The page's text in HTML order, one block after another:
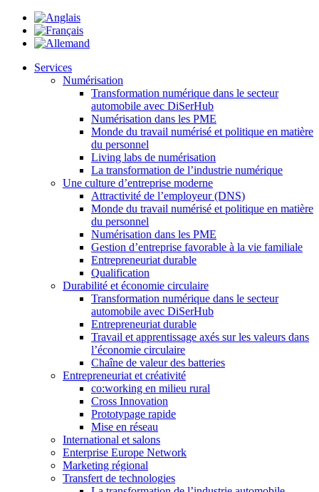
Services
Numérisation
Transformation numérique dans le secteur
automobile avec DiSerHub
Numérisation dans les PME
Monde du travail numérisé et politique en matière
du personnel
Living labs de numérisation
La transformation de l’industrie numérique
Une culture d’entreprise moderne
Attractivité de l’employeur (DNS)
Monde du travail numérisé et politique en matière
du personnel
Numérisation dans les PME
Gestion d’entreprise favorable à la vie familiale
Entrepreneuriat durable
Qualification
Durabilité et économie circulaire
Transformation numérique dans le secteur
automobile avec DiSerHub
Entrepreneuriat durable
Travail et apprentissage axés sur les valeurs dans
l’économie circulaire
Chaîne de valeur des batteries
Entrepreneuriat et créativité
co:working en milieu rural
Cross Innovation
Prototypage rapide
Mise en réseau
International et salons
Enterprise Europe Network
Marketing régional
Transfert de technologies